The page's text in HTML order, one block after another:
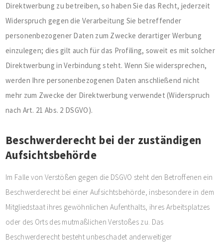
Direktwerbung zu betreiben, so haben Sie das Recht, jederzeit
Widerspruch gegen die Verarbeitung Sie betreffender
personenbezogener Daten zum Zwecke derartiger Werbung
einzulegen; dies gilt auch für das Profiling, soweit es mit solcher
Direktwerbung in Verbindung steht. Wenn Sie widersprechen,
werden Ihre personenbezogenen Daten anschließend nicht
mehr zum Zwecke der Direktwerbung verwendet (Widerspruch
nach Art. 21 Abs. 2 DSGVO).
Beschwerderecht bei der zuständigen
Aufsichtsbehörde
Im Falle von Verstößen gegen die DSGVO steht den Betroffenen ein
Beschwerderecht bei einer Aufsichtsbehörde, insbesondere in dem
Mitgliedstaat ihres gewöhnlichen Aufenthalts, ihres Arbeitsplatzes
oder des Orts des mutmaßlichen Verstoßes zu. Das
Beschwerderecht besteht unbeschadet anderweitiger